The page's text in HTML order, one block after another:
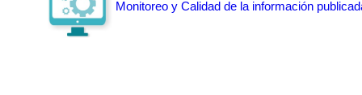
Monitoreo y Calidad de la información